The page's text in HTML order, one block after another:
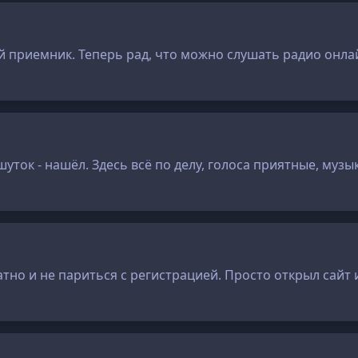
Теперь рад, что можно слушать радио
- нашёл. Здесь всё по делу, голоса приятные,
и не париться с регистрацией. Просто открыл